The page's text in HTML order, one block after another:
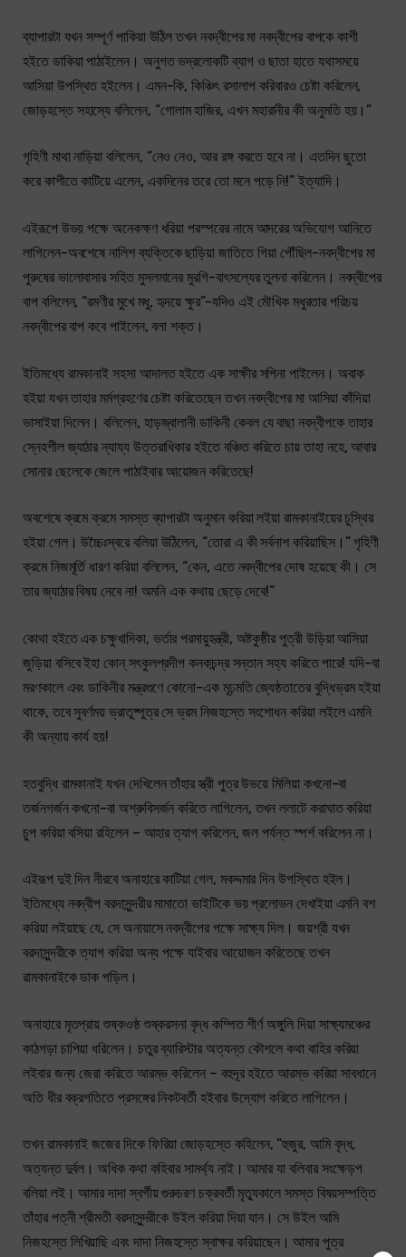
ব্যাপারটা যখন সম্পূর্ণ পাকিয়া উঠিল তখন নবদ্বীপের মা নবদ্বীপের বাপকে কাশী
হইতে ডাকিয়া পাঠাইলেন। অনুগত ভদ্রলোকটি ব্যাগ ও ছাতা হাতে যথাসময়ে
আসিয়া উপস্থিত হইলেন। এমন-কি, কিঞ্চিৎ রসালাপ করিবারও চেষ্টা করিলেন,
জোড়হস্তে সহাস্যে বলিলেন, “গোলাম হাজির, এখন মহারানীর কী অনুমতি হয়।”
গৃহিণী মাথা নাড়িয়া বলিলেন, “নেও নেও, আর রঙ্গ করতে হবে না। এতদিন ছুতো
করে কাশীতে কাটিয়ে এলেন, একদিনের তরে তো মনে পড়ে নি!” ইত্যাদি।
এইরূপে উভয় পক্ষে অনেকক্ষণ ধরিয়া পরস্পরের নামে আদরের অভিযোগ আনিতে
লাগিলেন-অবশেষে নালিশ ব্যক্তিকে ছাড়িয়া জাতিতে গিয়া পৌঁছিল-নবদ্বীপের মা
পুরুষের ভালোবাসার সহিত মুসলমানের মুরগি-বাৎসল্যের তুলনা করিলেন। নবদ্বীপের
বাপ বলিলেন, “রমণীর মুখে মধু, হৃদয়ে ক্ষুর”-যদিও এই মৌখিক মধুরতার পরিচয়
নবদ্বীপের বাপ কবে পাইলেন, বলা শক্ত।
ইতিমধ্যে রামকানাই সহসা আদালত হইতে এক সাক্ষীর সপিনা পাইলেন। অবাক
হইয়া যখন তাহার মর্মগ্রহণের চেষ্টা করিতেছেন তখন নবদ্বীপের মা আসিয়া কাঁদিয়া
ভাসাইয়া দিলেন। বলিলেন, হাড়জ্বালানী ডাকিনী কেবল যে বাছা নবদ্বীপকে তাহার
স্নেহশীল জ্যাঠার ন্যায্য উত্তরাধিকার হইতে বঞ্চিত করিতে চায় তাহা নহে, আবার
সোনার ছেলেকে জেলে পাঠাইবার আয়োজন করিতেছে!
অবশেষে ক্রমে ক্রমে সমস্ত ব্যাপারটা অনুমান করিয়া লইয়া রামকানাইয়ের চুস্থির
হইয়া গেল। উচ্চৈঃস্বরে বলিয়া উঠিলেন, “তোরা এ কী সর্বনাশ করিয়াছিস।” গৃহিণী
ক্রমে নিজমূর্তি ধারণ করিয়া বলিলেন, “কেন, এতে নবদ্বীপের দোষ হয়েছে কী। সে
তার জ্যাঠার বিষয় নেবে না! অমনি এক কথায় ছেড়ে দেবে!”
কোথা হইতে এক চক্ষুখাদিকা, ভর্তার পরমায়ুহন্ত্রী, অষ্টকুষ্ঠীর পুত্রী উড়িয়া আসিয়া
জুড়িয়া বসিবে ইহা কোন্ সৎকুলপ্রদীপ কনকচন্দ্র সন্তান সহ্য করিতে পারে! যদি-বা
মরণকালে এবং ডাকিনীর মন্ত্রগুণে কোনো-এক মূঢ়মতি জ্যেষ্ঠতাতের বুদ্ধিভ্রম হইয়া
থাকে, তবে সুবর্ণময় ভ্রাতুষ্পুত্র সে ভ্রম নিজহস্তে সংশোধন করিয়া লইলে এমনি
কী অন্যায় কার্য হয়!
হতবুদ্ধি রামকানাই যখন দেখিলেন তাঁহার স্ত্রী পুত্র উভয়ে মিলিয়া কখনো-বা
তর্জনগর্জন কখনো-বা অশ্রুবিসর্জন করিতে লাগিলেন, তখন ললাটে করাঘাত করিয়া
চুপ করিয়া বসিয়া রহিলেন – আহার ত্যাগ করিলেন, জল পর্যন্ত স্পর্শ করিলেন না।
এইরূপ দুই দিন নীরবে অনাহারে কাটিয়া গেল, মকদ্দমার দিন উপস্থিত হইল।
ইতিমধ্যে নবদ্বীপ বরদাসুন্দরীর মামাতো ভাইটিকে ভয় প্রলোভন দেখাইয়া এমনি বশ
করিয়া লইয়াছে যে, সে অনায়াসে নবদ্বীপের পক্ষে সাক্ষ্য দিল। জয়শ্রী যখন
বরদাসুন্দরীকে ত্যাগ করিয়া অন্য পক্ষে যাইবার আয়োজন করিতেছে তখন
রামকানাইকে ডাক পড়িল।
অনাহারে মৃতপ্রায় শুষ্কওষ্ঠ শুষ্করসনা বৃদ্ধ কম্পিত শীর্ণ অঙ্গুলি দিয়া সাক্ষ্যমঞ্চের
কাঠগড়া চাপিয়া ধরিলেন। চতুর ব্যারিস্টার অত্যন্ত কৌশলে কথা বাহির করিয়া
লইবার জন্য জেরা করিতে আরম্ভ করিলেন – বহুদূর হইতে আরম্ভ করিয়া সাবধানে
অতি ধীর বক্রগতিতে প্রসঙ্গের নিকটবর্তী হইবার উদ্যোগ করিতে লাগিলেন।
তখন রামকানাই জজের দিকে ফিরিয়া জোড়হস্তে কহিলেন, “হুজুর, আমি বৃদ্ধ,
অত্যন্ত দুর্বল। অধিক কথা কহিবার সামর্থ্য নাই। আমার যা বলিবার সংক্ষেড়প
বলিয়া লই। আমার দাদা স্বর্গীয় গুরুচরণ চক্রবর্তী মৃত্যুকালে সমস্ত বিষয়সম্পত্তি
তাঁহার পত্নী শ্রীমতী বরদাসুন্দরীকে উইল করিয়া দিয়া যান। সে উইল আমি
নিজহস্তে লিখিয়াছি এবং দাদা নিজহস্তে স্বাক্ষর করিয়াছেন। আমার পুত্র